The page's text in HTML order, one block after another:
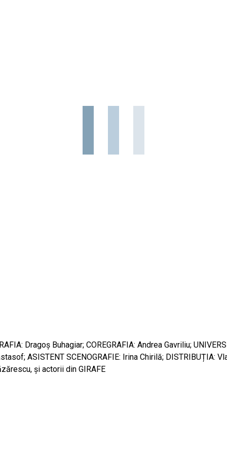
Dragoş Buhagiar; COREGRAFIA: Andrea Gavriliu;
ASISTENT SCENOGRAFIE: Irina Chirilă; DISTRIBUȚIA:
și actorii din GIRAFE